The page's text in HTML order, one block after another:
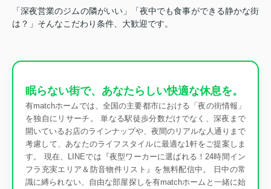
「深夜営業のジムの隣がいい」「夜中でも食事ができる静かな街
は？」そんなこだわり条件、大歓迎です。
眠らない街で、あなたらしい快適な休息を。
有matchホームでは、全国の主要都市における「夜の街情報」
を独自にリサーチ。 単なる駅徒歩分数だけでなく、深夜まで
開いているお店のラインナップや、夜間のリアルな人通りまで
考慮して、あなたのライフスタイルに最適な1軒をご提案しま
す。 現在、LINEでは『夜型ワーカーに選ばれる！24時間イン
フラ充実エリア＆防音物件リスト』を無料配信中。 日中の常
識に縛られない、自由な部屋探しを有matchホームと一緒に始